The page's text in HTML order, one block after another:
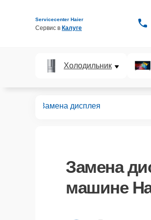
Servicecenter Haier
Сервис в Калуге
Холодильник
Замена дисплея
Замена
машине